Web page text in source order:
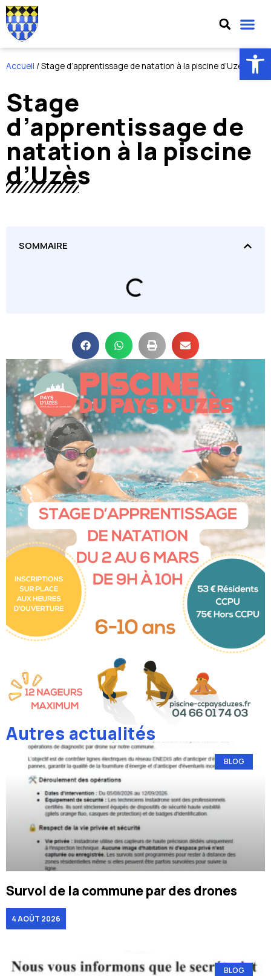
Accueil /Stage d’apprentissage de natation à la piscine d’Uzès
Stage
d’apprentissage de
natation à la piscine
d’Uzès
SOMMAIRE
Autres actualités
BLOG
Survol de la commune par des drones
4 AOÛT 2026
BLOG